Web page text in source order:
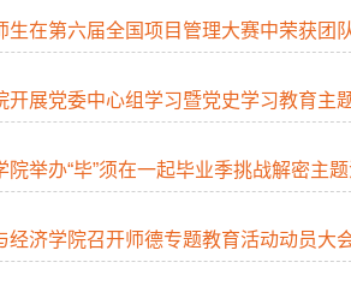
生在第六届全国项目管理大赛中荣获团
开展党委中心组学习暨党史学习教育主
院举办“毕”须在一起毕业季挑战解密主
经济学院召开师德专题教育活动动员大